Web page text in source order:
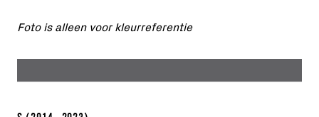
Foto is alleen voor kleurreferentie